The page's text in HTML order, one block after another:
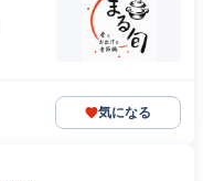
気になる